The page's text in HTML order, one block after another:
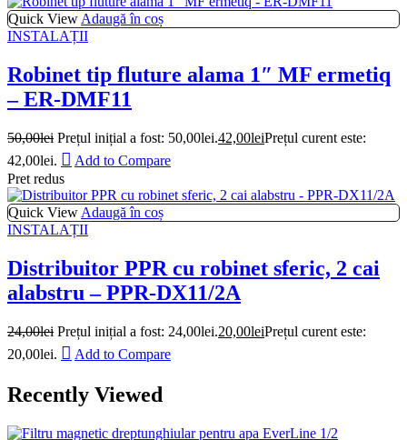
Quick View Adaugă în coș
INSTALAȚII
Robinet tip fluture alama 1″ MF ermetiq
– ER-DMF11
50,00lei Prețul inițial a fost: 50,00lei.42,00leiPrețul curent este:
42,00lei.
Add to Compare
Pret redus
Quick View Adaugă în coș
INSTALAȚII
Distribuitor PPR cu robinet sferic, 2 cai
alabstru – PPR-DX11/2A
24,00lei Prețul inițial a fost: 24,00lei.20,00leiPrețul curent este:
20,00lei.
Add to Compare
Recently Viewed